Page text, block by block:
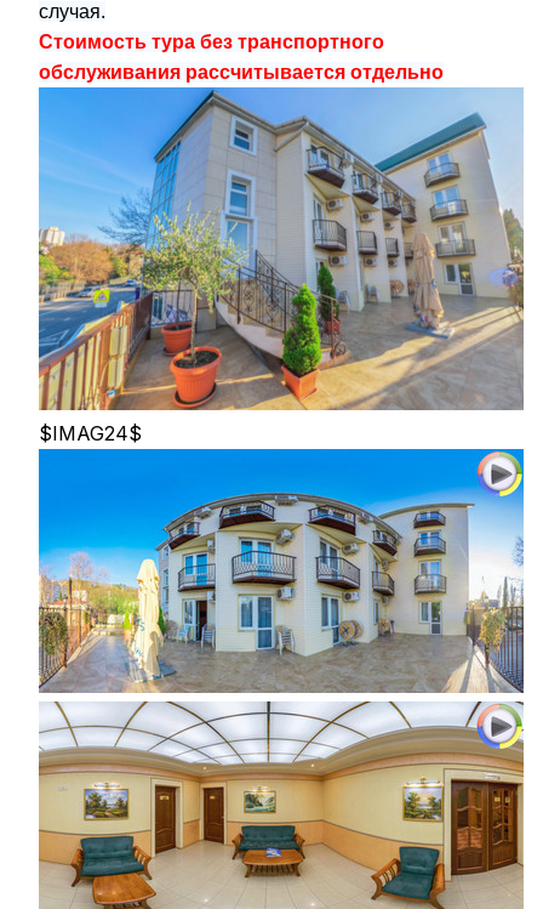
случая.
Стоимость тура без транспортного
обслуживания рассчитывается отдельно
$IMAG24$